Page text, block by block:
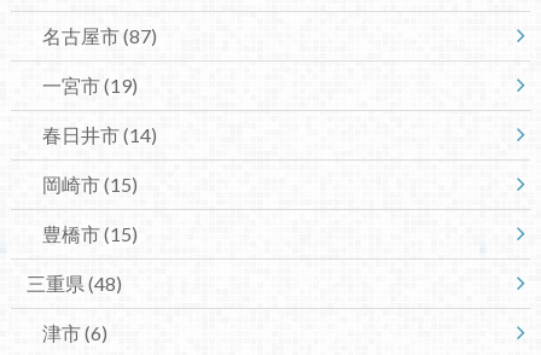
名古屋市(87)
一宮市(19)
春日井市(14)
岡崎市(15)
豊橋市(15)
三重県 (48)
津市(6)